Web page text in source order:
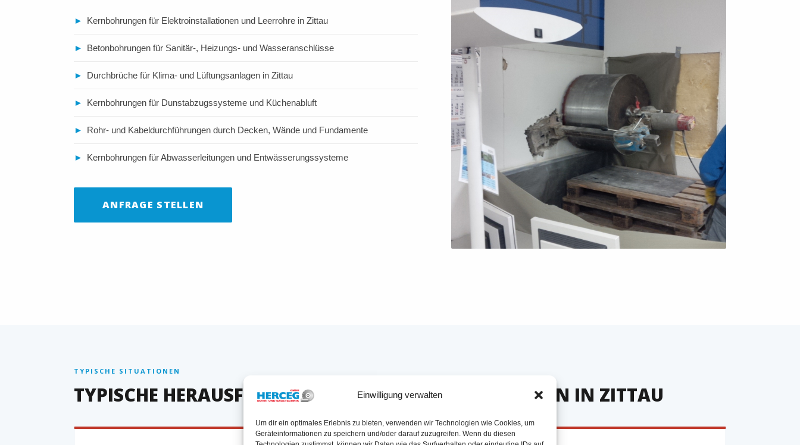
Einwilligung verwalten
Um dir ein optimales Erlebnis zu bieten, verwenden wir Technologien wie Cookies, um
Geräteinformationen zu speichern und/oder darauf zuzugreifen. Wenn du diesen
► Kernbohrungen für Elektroinstallationen und Leerrohre in Zittau
► Betonbohrungen für Sanitär-, Heizungs- und Wasseranschlüsse
► Durchbrüche für Klima- und Lüftungsanlagen in Zittau
► Kernbohrungen für Dunstabzugssysteme und Küchenabluft
► Rohr- und Kabeldurchführungen durch Decken, Wände und Fundamente
► Kernbohrungen für Abwasserleitungen und Entwässerungssysteme
ANFRAGE STELLEN
TYPISCHE SITUATIONEN
TYPISCHE HERAUSFORDERUNGEN BEI KERNBOHRUNGEN IN ZITTAU